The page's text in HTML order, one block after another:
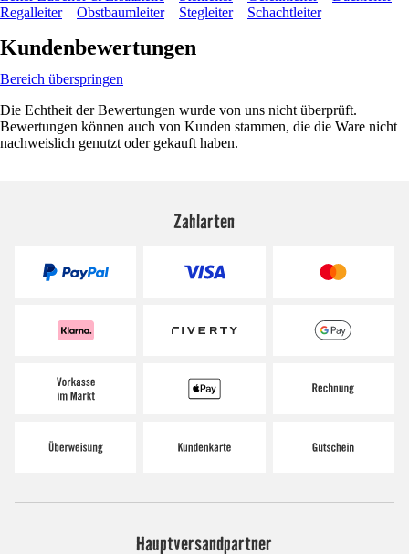
Regalleiter
Obstbaumleiter Stegleiter Schachtleiter
Kundenbewertungen
Bereich überspringen
Die Echtheit der Bewertungen wurde von uns nicht überprüft.
Bewertungen können auch von Kunden stammen, die die Ware nicht
nachweislich genutzt oder gekauft haben.
Zahlarten
Hauptversandpartner